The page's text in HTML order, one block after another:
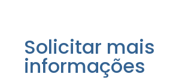
Solicitar mais
informações